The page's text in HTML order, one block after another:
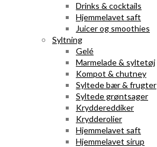
Drinks & cocktails
Hjemmelavet saft
Juicer og smoothies
Syltning
Gelé
Marmelade & syltetøj
Kompot & chutney
Syltede bær & frugter
Syltede grøntsager
Kryddereddiker
Krydderolier
Hjemmelavet saft
Hjemmelavet sirup